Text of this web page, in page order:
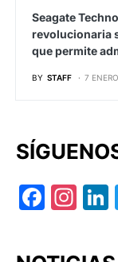
Seagate
revolucionaria
que permite
BY STAFF 7